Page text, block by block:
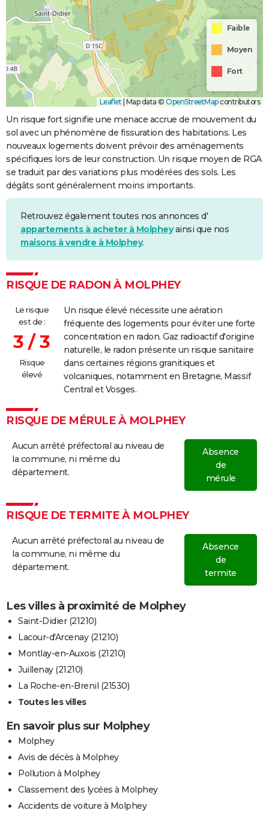
Faible
Moyen
Fort
Leaflet Map data © OpenStreetMapcontributors
Un risque fort signifie une menace accrue de mouvement du
sol avec un phénomène de fissuration des habitations. Les
nouveaux logements doivent prévoir des aménagements
spécifiques lors de leur construction. Un risque moyen de RGA
se traduit par des variations plus modérées des sols. Les
dégâts sont généralement moins importants.
Retrouvez également toutes nos annonces d'
appartements à acheter à Molpheyainsi que nos
maisons à vendre à Molphey.
RISQUE DE RADON À MOLPHEY
Le risque
est de :
3 / 3
Risque
élevé
Un risque élevé nécessite une aération
fréquente des logements pour éviter une forte
concentration en radon. Gaz radioactif d'origine
naturelle, le radon présente un risque sanitaire
dans certaines régions granitiques et
volcaniques, notamment en Bretagne, Massif
Central et Vosges.
RISQUE DE MÉRULE À MOLPHEY
Aucun arrêté préfectoral au niveau de
la commune, ni même du
département.
Absence
de
mérule
RISQUE DE TERMITE À MOLPHEY
Aucun arrêté préfectoral au niveau de
la commune, ni même du
département.
Absence
de
termite
Les villes à proximité de Molphey
Saint-Didier (21210)
Lacour-d'Arcenay (21210)
Montlay-en-Auxois (21210)
Juillenay (21210)
La Roche-en-Brenil (21530)
Toutes les villes
En savoir plus sur Molphey
Molphey
Avis de décès à Molphey
Pollution à Molphey
Classement des lycées à Molphey
Accidents de voiture à Molphey